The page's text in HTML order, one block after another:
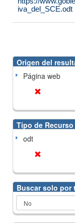
iva_del_SCE.odt
Origen del
Página web
Tipo de Recurso
odt
Buscar solo por